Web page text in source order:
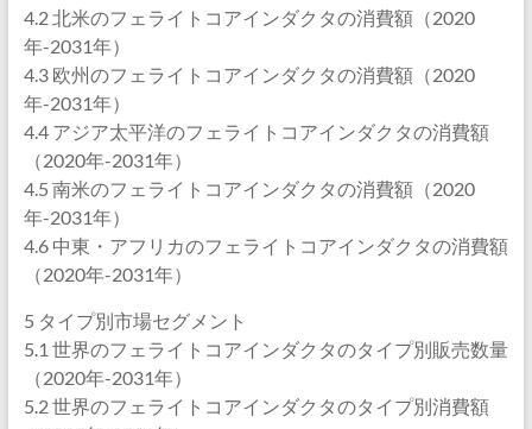
4.2 北米のフェライトコアインダクタの消費額（2020
年-2031年）
4.3 欧州のフェライトコアインダクタの消費額（2020
年-2031年）
4.4 アジア太平洋のフェライトコアインダクタの消費額
（2020年-2031年）
4.5 南米のフェライトコアインダクタの消費額（2020
年-2031年）
4.6 中東・アフリカのフェライトコアインダクタの消費額
（2020年-2031年）
5 タイプ別市場セグメント
5.1 世界のフェライトコアインダクタのタイプ別販売数量
（2020年-2031年）
5.2 世界のフェライトコアインダクタのタイプ別消費額